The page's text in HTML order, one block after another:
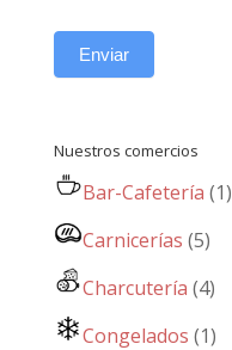
Enviar
Nuestros comercios
Bar-Cafetería (1)
Carnicerías (5)
Charcutería (4)
Congelados (1)